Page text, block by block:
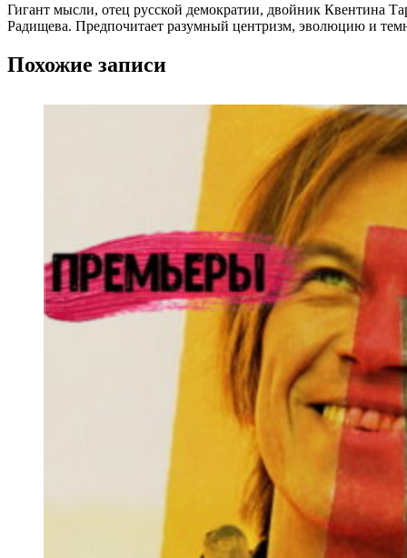
Гигант мысли, отец русской демократии, двойник Квентина
Радищева. Предпочитает разумный центризм, эволюцию и
Похожие записи